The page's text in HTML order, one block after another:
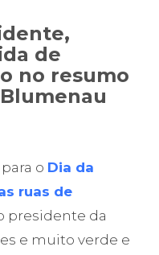
de
no resumo
o Dia da
ruas de
presidente da
e muito verde e